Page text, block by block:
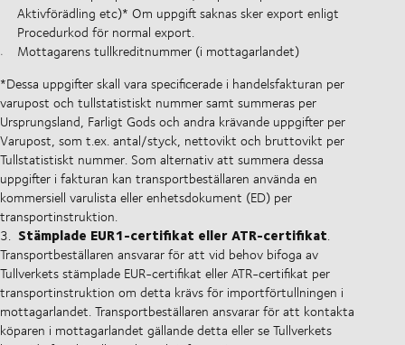
Aktivförädling etc)* Om uppgift saknas sker export enligt
Procedurkod för normal export.
Mottagarens tullkreditnummer (i mottagarlandet)
*Dessa uppgifter skall vara specificerade i handelsfakturan per
varupost och tullstatistiskt nummer samt summeras per
Ursprungsland, Farligt Gods och andra krävande uppgifter per
Varupost, som t.ex. antal/styck, nettovikt och bruttovikt per
Tullstatistiskt nummer. Som alternativ att summera dessa
uppgifter i fakturan kan transportbeställaren använda en
kommersiell varulista eller enhetsdokument (ED) per
transportinstruktion.
3. Stämplade EUR1-certifikat eller ATR-certifikat.
Transportbeställaren ansvarar för att vid behov bifoga av
Tullverkets stämplade EUR-certifikat eller ATR-certifikat per
transportinstruktion om detta krävs för importförtullningen i
mottagarlandet. Transportbeställaren ansvarar för att kontakta
köparen i mottagarlandet gällande detta eller se Tullverkets